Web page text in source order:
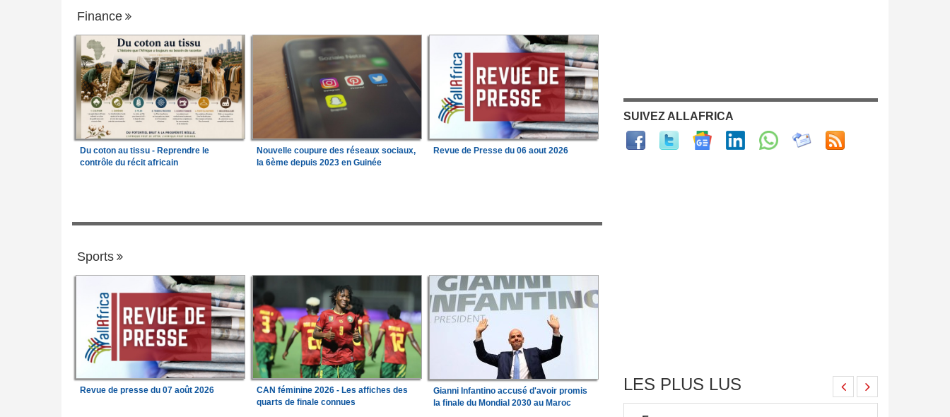
Finance
Du coton au tissu - Reprendre le
contrôle du récit africain
Nouvelle coupure des réseaux sociaux,
la 6ème depuis 2023 en Guinée
Revue de Presse du 06 aout 2026
Sports
Revue de presse du 07 août 2026
CAN féminine 2026 - Les affiches des
quarts de finale connues
Gianni Infantino accusé d'avoir promis
la finale du Mondial 2030 au Maroc
SUIVEZ ALLAFRICA
LES PLUS LUS